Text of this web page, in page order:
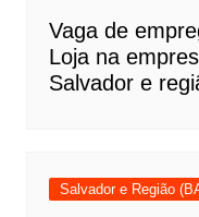
Vaga de
Loja na
Salvador e
Salvador e Região